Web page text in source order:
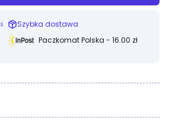
Szybka dostawa
Paczkomat Polska - 16.00 zł